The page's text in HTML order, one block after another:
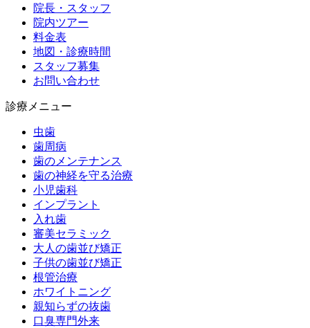
院長・スタッフ
院内ツアー
料金表
地図・診療時間
スタッフ募集
お問い合わせ
診療メニュー
虫歯
歯周病
歯のメンテナンス
歯の神経を守る治療
小児歯科
インプラント
入れ歯
審美セラミック
大人の歯並び矯正
子供の歯並び矯正
根管治療
ホワイトニング
親知らずの抜歯
口臭専門外来